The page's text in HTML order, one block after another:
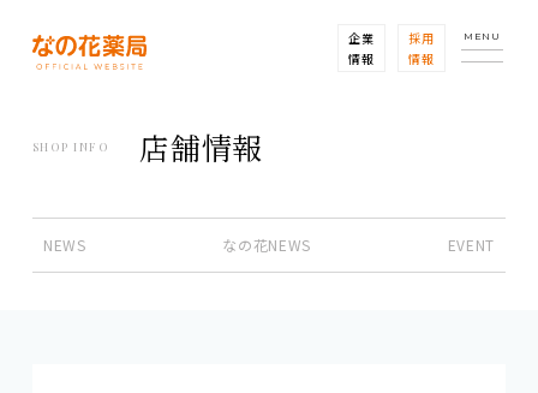
企業
情報
採用
情報
MENU
SHOP INFO 店舗情報
NEWS なの花NEWS EVENT